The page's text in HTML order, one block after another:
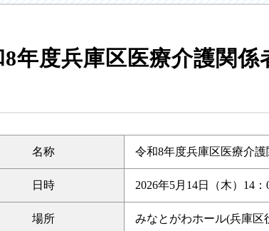
8年度兵庫区医療介護関
名称 令和8年度兵庫区医療介
日時 2026年5月14日（木）14：
場所 みなとがわホール(兵庫区